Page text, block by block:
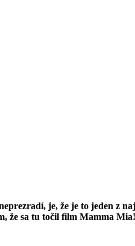
je, že je to jeden z
že sa tu točil film Mamma